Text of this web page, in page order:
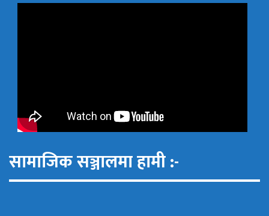
सामाजिक सञ्जालमा हामी :-